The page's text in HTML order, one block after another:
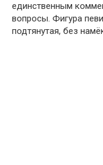
единственным
вопросы. Фигура
подтянутая, без